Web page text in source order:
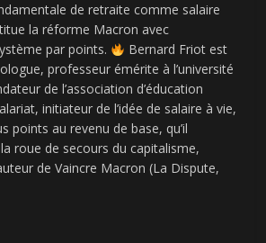
de retraite comme salaire
la réforme Macron avec
par points.
Bernard Friot est
professeur émérite à l’université
de l’association d’éducation
initiateur de l’idée de salaire à vie,
points au revenu de base, qu’il
roue de secours du capitalisme,
de Vaincre Macron (La Dispute,